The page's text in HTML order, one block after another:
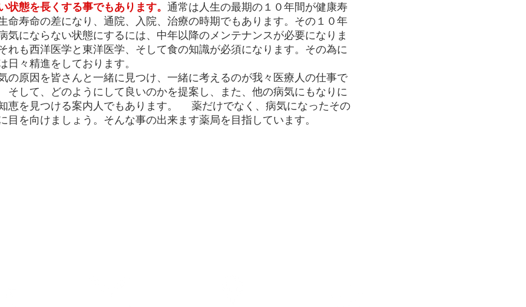
状態を長くする事でもあります。 通常は人生の最期の１０年間が健康寿
命寿命の差になり、通院、入院、治療の時期でもあります。その１０年
気にならない状態にするには、中年以降のメンテナンスが必要になりま
れも西洋医学と東洋医学、そして食の知識が必須になります。その為に
日々精進をしております。
の原因を皆さんと一緒に見つけ、一緒に考えるのが我々医療人の仕事で
して、どのようにして良いのかを提案し、また、他の病気にもなりに
恵を見つける案内人でもあります。 薬だけでなく、病気になったその
目を向けましょう。そんな事の出来ます薬局を目指しています。